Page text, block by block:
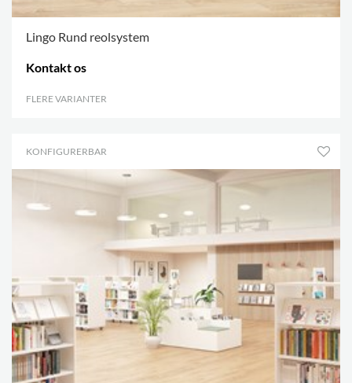
Lingo Rund reolsystem
Kontakt os
FLERE VARIANTER
KONFIGURERBAR